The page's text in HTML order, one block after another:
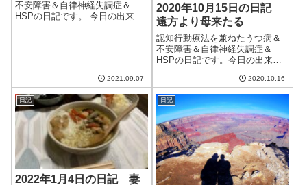
不安障害＆自律神経失調症＆
HSPの日記です。 今日の出来事
2021.09.07
2020年10月15日の日記
遠方より母来たる
認知行動療法を兼ねたうつ病＆
不安障害＆自律神経失調症＆
HSPの日記です。今日の出来事
曇りで気温が低く、すっきりし
ない。予報によると今週中はず
っとこんな感じらしい。土曜日
はかなり気温が下がるみたいだ
し、体調管理に気...
2020.10.16
日記
2022年1月4日の日記 妻
日記